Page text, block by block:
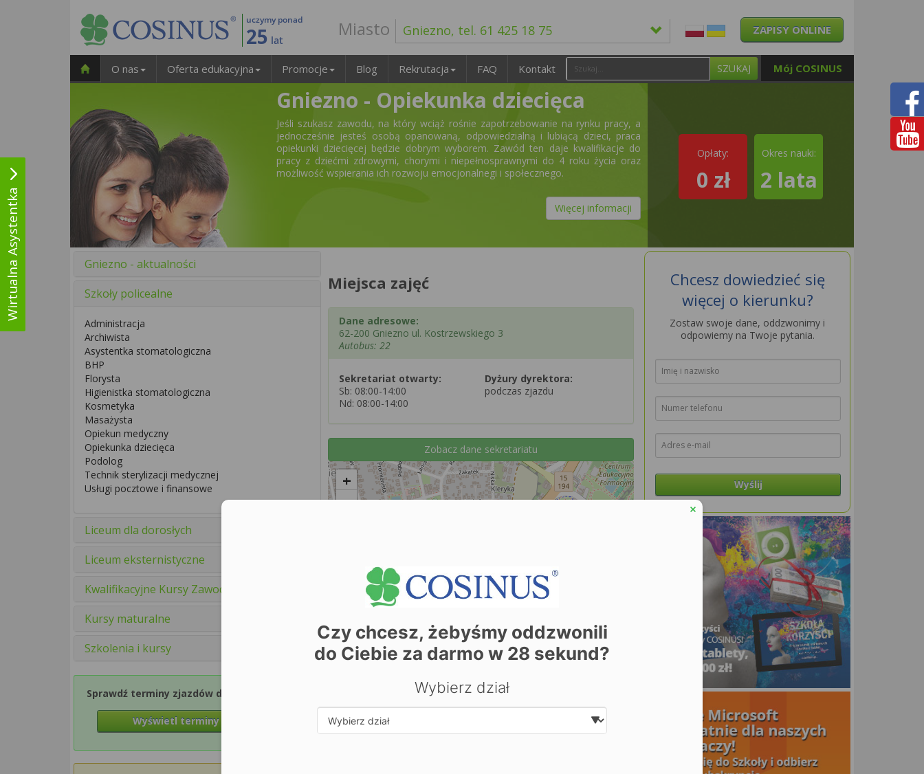
uczymy ponad
25 lat
Miasto Gniezno, tel. 61 425 18 75 ZAPISY ONLINE
Mój COSINUS
O nas Oferta edukacyjna Promocje Blog Rekrutacja FAQ Kontakt SZUKAJ
Gniezno - Opiekunka dziecięca
Jeśli szukasz zawodu, na który wciąż rośnie zapotrzebowanie na rynku pracy, a
jednocześnie jesteś osobą opanowaną, odpowiedzialną i lubiącą dzieci, praca
opiekunki dziecięcej będzie dobrym wyborem. Zawód ten daje kwalifikacje do
pracy z dziećmi zdrowymi, chorymi i niepełnosprawnymi do 4 roku życia oraz
możliwość wspierania ich rozwoju emocjonalnegi i społecznego.
Więcej informacji
Opłaty:
0 zł
Okres nauki:
2 lata
Gniezno - aktualności
Szkoły policealne
Administracja
Archiwista
Asystentka stomatologiczna
BHP
Florysta
Higienistka stomatologiczna
Kosmetyka
Masażysta
Opiekun medyczny
Opiekunka dziecięca
Podolog
Technik sterylizacji medycznej
Usługi pocztowe i finansowe
Liceum dla dorosłych
Liceum eksternistyczne
Kwalifikacyjne Kursy Zawodowe
Kursy maturalne
Szkolenia i kursy
Sprawdź terminy zjazdów dla Semestru 1
Wyświetl terminy zjazdów
Miejsca zajęć
Dane adresowe:
62-200 Gniezno ul. Kostrzewskiego 3
Autobus: 22
Sekretariat otwarty:
Sb: 08:00-14:00
Nd: 08:00-14:00
Dyżury dyrektora:
podczas zjazdu
Zobacz dane sekretariatu
+
−
Chcesz dowiedzieć się
więcej o kierunku?
Zostaw swoje dane, oddzwonimy i
odpowiemy na Twoje pytania.
Wyślij
Wirtualna Asystentka
Czy chcesz, żebyśmy oddzwonili
do Ciebie za darmo w 28 sekund?
Wybierz dział